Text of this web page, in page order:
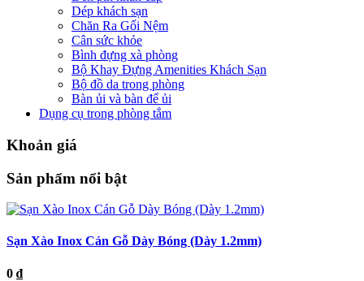
Dép khách sạn
Chăn Ra Gối Nệm
Cân sức khỏe
Bình đựng xà phòng
Bộ Khay Đựng Amenities Khách Sạn
Bộ đồ da trong phòng
Bàn ủi và bàn để ủi
Dụng cụ trong phòng tắm
Khoản giá
Sản phẩm nổi bật
Sạn Xào Inox Cán Gỗ Dày Bóng (Dày 1.2mm)
0 ₫